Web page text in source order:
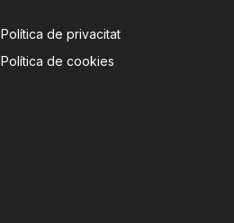
Política de privacitat
Política de cookies